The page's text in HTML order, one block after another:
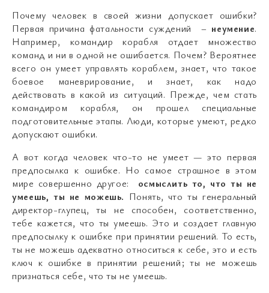
Почему человек в своей жизни допускает ошибки?
Первая причина фатальности суждений – неумение.
Например, командир корабля отдает множество
команд и ни в одной не ошибается. Почем? Вероятнее
всего он умеет управлять кораблем, знает, что такое
боевое маневрирование, и знает, как надо
действовать в какой из ситуаций. Прежде, чем стать
командиром корабля, он прошел специальные
подготовительные этапы. Люди, которые умеют, редко
допускают ошибки.
А вот когда человек что-то не умеет — это первая
предпосылка к ошибке. Но самое страшное в этом
мире совершенно другое: осмыслить то, что ты не
умеешь, ты не можешь. Понять, что ты генеральный
директор-глупец, ты не способен, соответственно,
тебе кажется, что ты умеешь. Это и создает главную
предпосылку к ошибке при принятии решений. То есть,
ты не можешь адекватно относиться к себе, это и есть
ключ к ошибке в принятии решений; ты не можешь
признаться себе, что ты не умеешь.